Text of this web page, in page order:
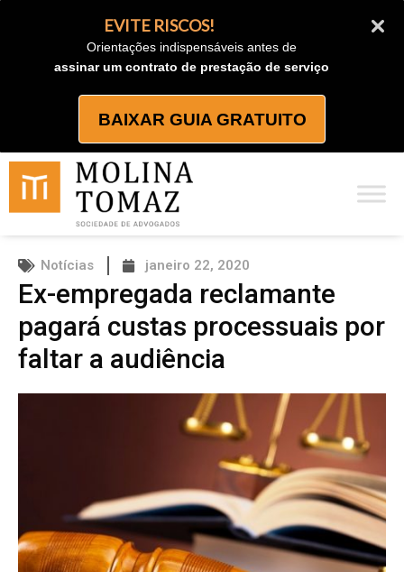
EVITE RISCOS!
Orientações indispensáveis antes de
assinar um contrato de prestação de serviço
BAIXAR GUIA GRATUITO
Notícias janeiro 22, 2020
Ex-empregada reclamante
pagará custas processuais por
faltar a audiência